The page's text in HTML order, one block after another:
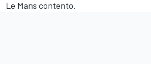
Le Mans contento.